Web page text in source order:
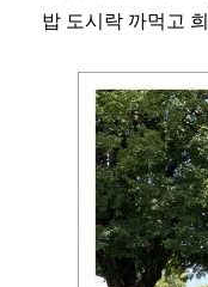
밥 도시락 까먹고